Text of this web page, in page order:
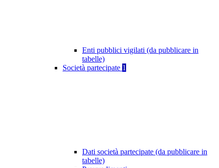
Enti pubblici vigilati (da pubblicare in
tabelle)
Società partecipate 1
Dati società partecipate (da pubblicare in
tabelle)